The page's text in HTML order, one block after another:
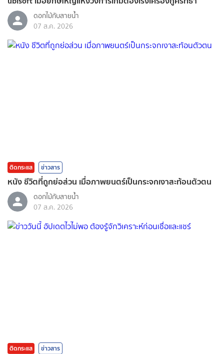
ดอกไม้กับสายน้ำ
07 ส.ค. 2026
ติดกระแส ข่าวสาร
หนัง ชีวิตที่ถูกย่อส่วน เมื่อภาพยนตร์เป็นกระจกเงาสะท้อนตัวตน
ดอกไม้กับสายน้ำ
07 ส.ค. 2026
ติดกระแส ข่าวสาร